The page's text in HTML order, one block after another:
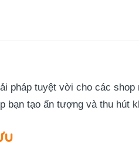
pháp tuyệt vời cho các shop
bạn tạo ấn tượng và thu hút